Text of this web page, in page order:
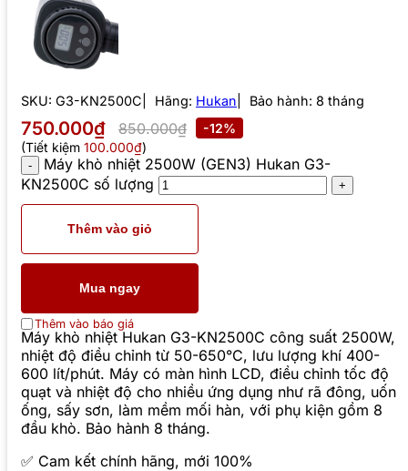
SKU: G3-KN2500C Hãng: Hukan Bảo hành: 8 tháng
750.000₫ 850.000₫
-12%
(Tiết kiệm 100.000₫)
Máy khò nhiệt 2500W (GEN3) Hukan G3-
KN2500C số lượng
Thêm vào giỏ
Mua ngay
Thêm vào báo giá
Máy khò nhiệt Hukan G3-KN2500C công suất 2500W,
nhiệt độ điều chỉnh từ 50-650°C, lưu lượng khí 400-
600 lít/phút. Máy có màn hình LCD, điều chỉnh tốc độ
quạt và nhiệt độ cho nhiều ứng dụng như rã đông, uốn
ống, sấy sơn, làm mềm mối hàn, với phụ kiện gồm 8
đầu khò. Bảo hành 8 tháng.
✅ Cam kết chính hãng, mới 100%